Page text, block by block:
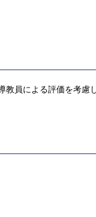
員による評価を考慮